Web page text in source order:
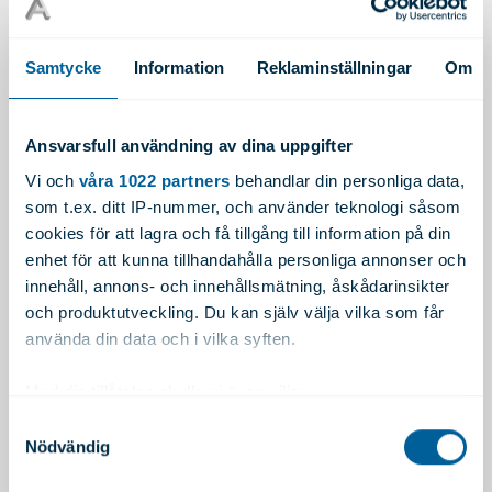
Samtycke Information Reklaminställningar Om
Ansvarsfull användning av dina uppgifter
Vi och våra 1022 partners behandlar din personliga data,
som t.ex. ditt IP-nummer, och använder teknologi såsom
cookies för att lagra och få tillgång till information på din
enhet för att kunna tillhandahålla personliga annonser och
innehåll, annons- och innehållsmätning, åskådarinsikter
och produktutveckling. Du kan själv välja vilka som får
använda din data och i vilka syften.
som kan ha en noggrannhet på upp till flera meter
Nödvändig
centrifugalformgjutning
runt sin egen axel och får då en gjutning som är bra för
ihåligt gjutgods. Det går att ha olika lutning på
rotationsaxeln, vilket ger olika effekter.
Vid centrifugalformgjutning roterar formen i en vertikal
vinkel. Man använder då centrifugalkraften endast till
att få bort slagg och eftermatning, samt för små
förbättringar.
på en rund platta för att sedan låta dem snurra runt.
Man får då centrifugalkraften att pressa ut smältan från